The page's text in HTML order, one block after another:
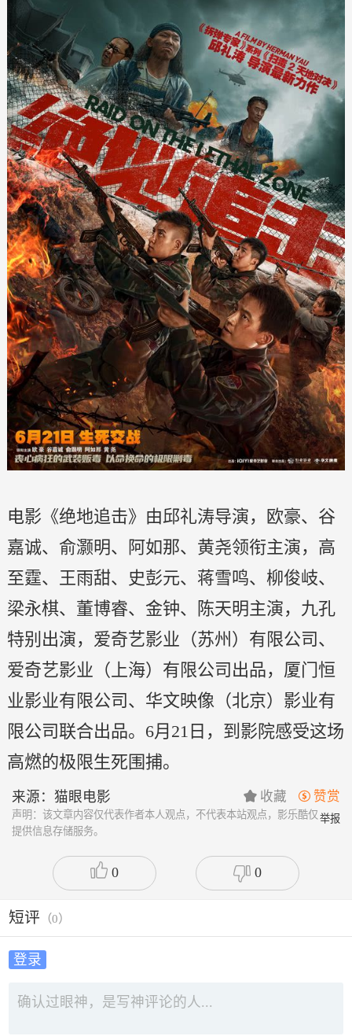
电影《绝地追击》由邱礼涛导演，欧豪、谷
嘉诚、俞灏明、阿如那、黄尧领衔主演，高
至霆、王雨甜、史彭元、蒋雪鸣、柳俊岐、
梁永棋、董博睿、金钟、陈天明主演，九孔
特别出演，爱奇艺影业（苏州）有限公司、
爱奇艺影业（上海）有限公司出品，厦门恒
业影业有限公司、华文映像（北京）影业有
限公司联合出品。6月21日，到影院感受这场
高燃的极限生死围捕。
 赞赏
 收藏
来源：猫眼电影
举报
声明：该文章内容仅代表作者本人观点，不代表本站观点，影乐酷仅
提供信息存储服务。
0 0
短评 （0）
登录